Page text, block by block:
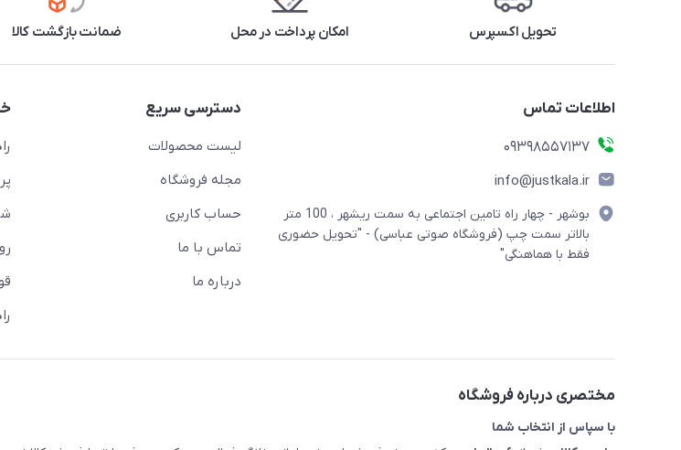
تحویل اکسپرس امکان پرداخت در محل ضمانت بازگشت کالا
اطلاعات تماس
09398557137
info@justkala.ir
بوشهر - چهار راه تامین اجتماعی به سمت ریشهر ، 100 متر
بالاتر سمت چپ (فروشگاه صوتی عباسی) - "تحویل حضوری
فقط با هماهنگی"
دسترسی سریع
لیست محصولات
مجله فروشگاه
حساب کاربری
تماس با ما
درباره ما
مختصری درباره فروشگاه
با سپاس از انتخاب شما